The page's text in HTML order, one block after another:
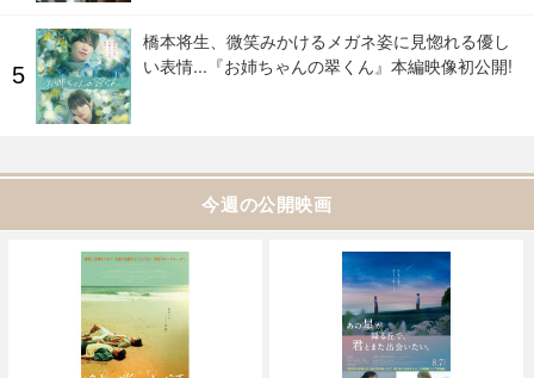
橋本将生、微笑みかけるメガネ姿に見惚れる優し
い表情...『お姉ちゃんの翠くん』本編映像初公開!
今週の公開映画